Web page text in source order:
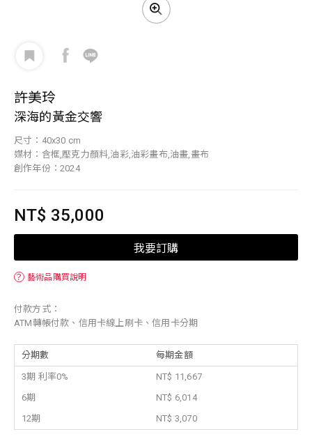
許美玲
深海的黃金交響
尺寸：40x30 cm
媒材：含框,壓克力顏料,油彩,油彩畫布,油畫,畫布
創作年份：2024
NT$ 35,000
我要訂購
？ 藝術品購買說明
付款方式：
ATM轉帳付款、信用卡線上刷卡、信用卡分期
分期數 每期金額
3期 利率0%
NT$ 11,667
6期
NT$ 6,014
12期
NT$ 3,070